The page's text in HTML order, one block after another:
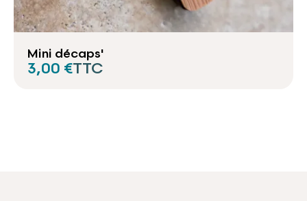
Mini décaps'
3,00 €TTC